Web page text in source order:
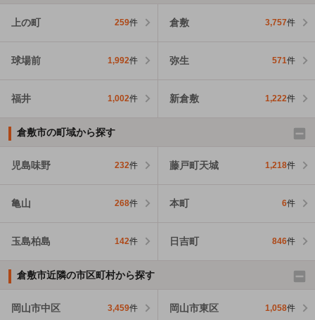
上の町 259件 倉敷 3,757件
球場前 1,992件 弥生 571件
福井 1,002件 新倉敷 1,222件
倉敷市の町域から探す
児島味野 232件 藤戸町天城 1,218件
亀山 268件 本町 6件
玉島柏島 142件 日吉町 846件
倉敷市近隣の市区町村から探す
岡山市中区 3,459件 岡山市東区 1,058件